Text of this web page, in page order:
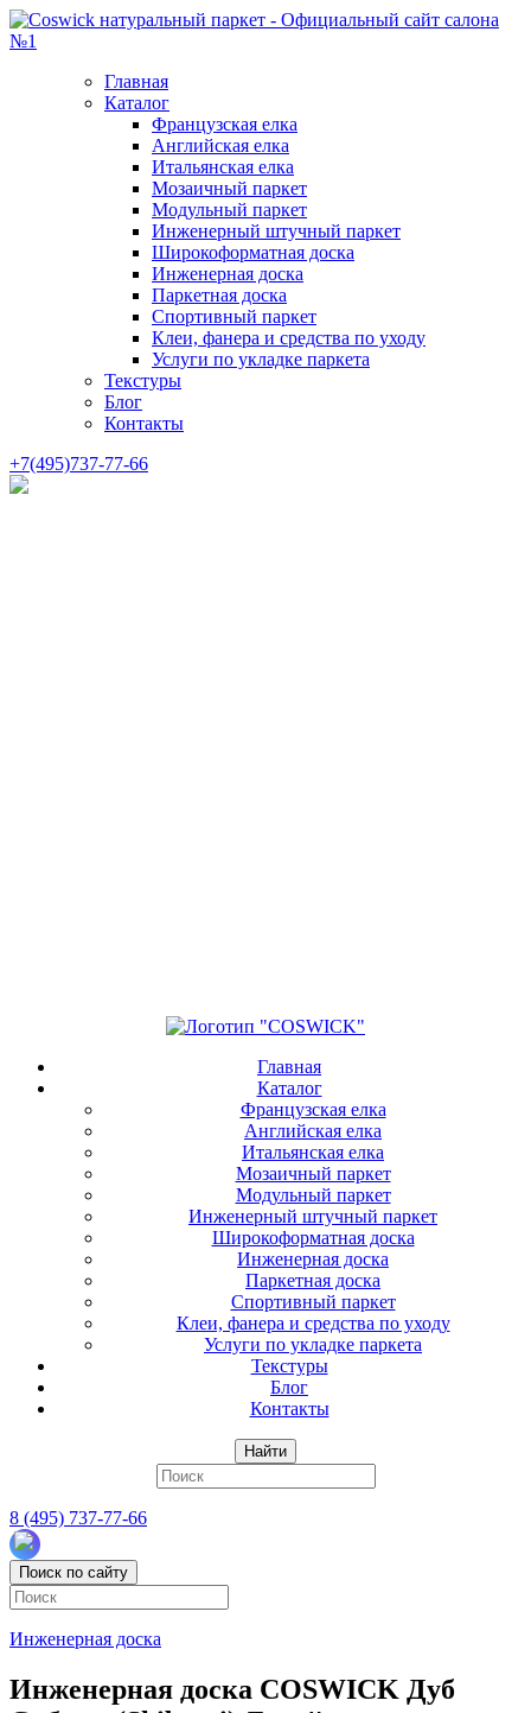
Главная
Каталог
Французская елка
Английская елка
Итальянская елка
Мозаичный паркет
Модульный паркет
Инженерный штучный паркет
Широкоформатная доска
Инженерная доска
Паркетная доска
Спортивный паркет
Клеи, фанера и средства по уходу
Услуги по укладке паркета
Текстуры
Блог
Контакты
+7(495)737-77-66
Главная
Каталог
Французская елка
Английская елка
Итальянская елка
Мозаичный паркет
Модульный паркет
Инженерный штучный паркет
Широкоформатная доска
Инженерная доска
Паркетная доска
Спортивный паркет
Клеи, фанера и средства по уходу
Услуги по укладке паркета
Текстуры
Блог
Контакты
Найти
8 (495) 737-77-66
Поиск по сайту
Инженерная доска
Инженерная доска COSWICK Дуб